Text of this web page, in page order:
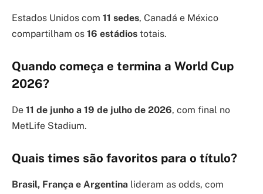
Estados Unidos com 11 sedes, Canadá e México
compartilham os 16 estádios totais.
Quando começa e termina a World Cup
2026?
De 11 de junho a 19 de julho de 2026, com final no
MetLife Stadium.
Quais times são favoritos para o título?
Brasil, França e Argentina lideram as odds, com